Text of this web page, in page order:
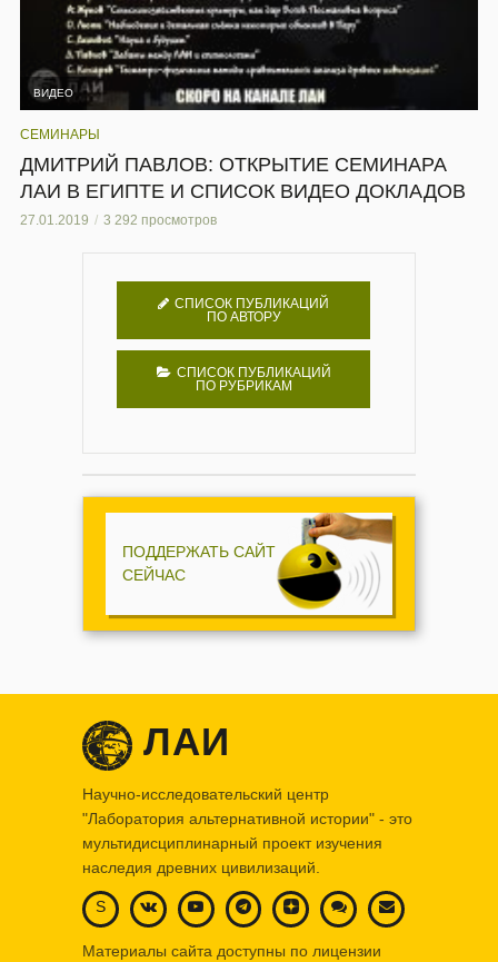
ВИДЕО
СЕМИНАРЫ
ДМИТРИЙ ПАВЛОВ: ОТКРЫТИЕ СЕМИНАРА
ЛАИ В ЕГИПТЕ И СПИСОК ВИДЕО ДОКЛАДОВ
27.01.2019 3 292 просмотров
СПИСОК ПУБЛИКАЦИЙ
ПО АВТОРУ
СПИСОК ПУБЛИКАЦИЙ
ПО РУБРИКАМ
ПОДДЕРЖАТЬ САЙТ
СЕЙЧАС
ЛАИ
Научно-исследовательский центр
"Лаборатория альтернативной истории" - это
мультидисциплинарный проект изучения
наследия древних цивилизаций.
S
Материалы сайта доступны по лицензии